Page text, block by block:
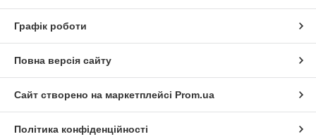
Графік роботи
Повна версія сайту
Сайт створено на маркетплейсі Prom.ua
Політика конфіденційності